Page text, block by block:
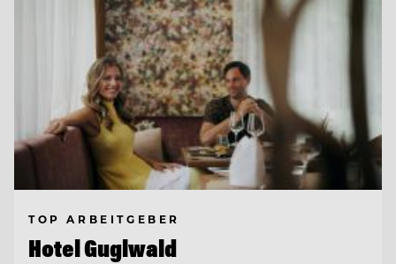
TOP ARBEITGEBER
Hotel Guglwald